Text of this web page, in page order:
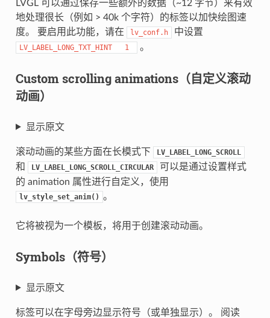
LVGL 可以通过保存一些额外的数据（~12 字节）来有效
地处理很长（例如 > 40k 个字符）的标签以加快绘图速
度。 要启用此功能，请在
lv_conf.h 中设置
LV_LABEL_LONG_TXT_HINT 1 。
Custom scrolling animations（自定义滚动
动画）
显示原文
滚动动画的某些方面在长模式下 LV_LABEL_LONG_SCROLL
和 LV_LABEL_LONG_SCROLL_CIRCULAR
可以是通过设置样式
的 animation 属性进行自定义，使用
lv_style_set_anim() 。
它将被视为一个模板，将用于创建滚动动画。
Symbols（符号）
显示原文
标签可以在字母旁边显示符号（或单独显示）。 阅读